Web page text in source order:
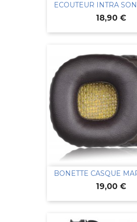
ECOUTEUR INTRA
Prix
18,90 €
BONETTE CASQUE
Prix
19,00 €